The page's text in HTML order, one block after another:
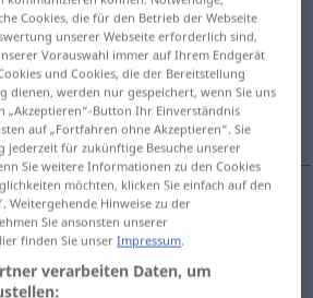
anklicken/antippen)
Cookies, die für den Betrieb der Webseite
unserer Webseite erforderlich sind,
Vorauswahl immer auf Ihrem Endgerät
und Cookies, die der Bereitstellung
dienen, werden nur gespeichert, wenn Sie uns
„Akzeptieren“-Button Ihr Einverständnis
auf „Fortfahren ohne Akzeptieren“. Sie
jederzeit für zukünftige Besuche unserer
Sie weitere Informationen zu den Cookies
möchten, klicken Sie einfach auf den
Weitergehende Hinweise zu der
Sie ansonsten unserer
finden Sie unserImpressum.
verarbeiten Daten, um